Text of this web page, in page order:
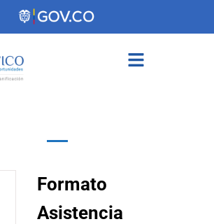
Formato
Asistencia